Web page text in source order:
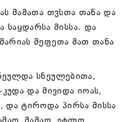
მამათა თჳსთა თანა და
მისსა. და
მეფეთა მათ თანა
სნეულებითა,
და მივიდა იოას,
და ტიროდა პირსა მისსა